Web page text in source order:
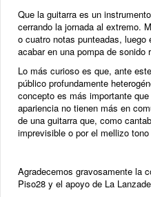
Que la guitarra es un
cerrando la jornada al extremo.
o cuatro notas punteadas,
acabar en una pompa de sonido
Lo más curioso es que, ante
público profundamente
concepto es más importante
apariencia no tienen más en
de una guitarra que, como
imprevisible o por el mellizo
Agradecemos gravosamente la
Piso28 y el apoyo de La